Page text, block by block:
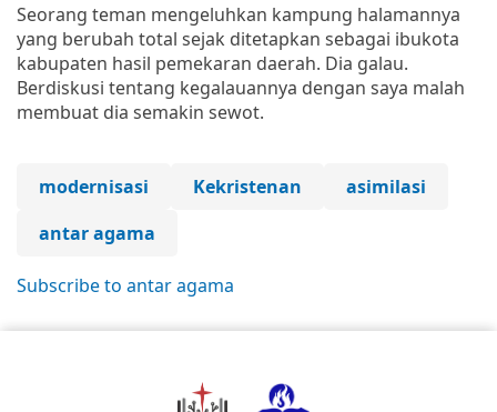
Seorang teman mengeluhkan kampung halamannya
yang berubah total sejak ditetapkan sebagai ibukota
kabupaten hasil pemekaran daerah. Dia galau.
Berdiskusi tentang kegalauannya dengan saya malah
membuat dia semakin sewot.
modernisasi Kekristenan
asimilasi
antar agama
Subscribe to antar agama